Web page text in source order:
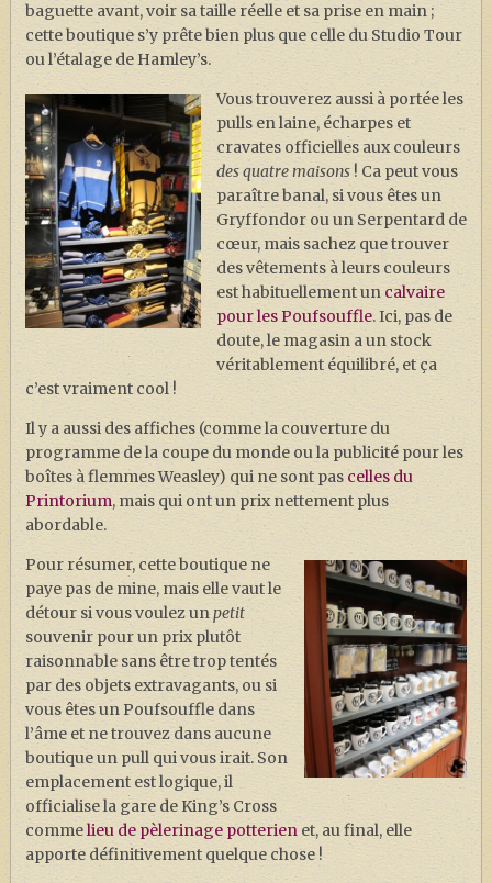
baguette avant, voir sa taille réelle et sa prise en main ;
cette boutique s’y prête bien plus que celle du Studio Tour
ou l’étalage de Hamley’s.
Vous trouverez aussi à portée les
pulls en laine, écharpes et
cravates officielles aux couleurs
des quatre maisons! Ca peut vous
paraître banal, si vous êtes un
Gryffondor ou un Serpentard de
cœur, mais sachez que trouver
des vêtements à leurs couleurs
est habituellement un calvaire
pour les Poufsouffle. Ici, pas de
doute, le magasin a un stock
véritablement équilibré, et ça
c’est vraiment cool !
Il y a aussi des affiches (comme la couverture du
programme de la coupe du monde ou la publicité pour les
boîtes à flemmes Weasley) qui ne sont pas celles du
Printorium, mais qui ont un prix nettement plus
abordable.
Pour résumer, cette boutique ne
paye pas de mine, mais elle vaut le
détour si vous voulez unpetit
souvenir pour un prix plutôt
raisonnable sans être trop tentés
par des objets extravagants, ou si
vous êtes un Poufsouffle dans
l’âme et ne trouvez dans aucune
boutique un pull qui vous irait. Son
emplacement est logique, il
officialise la gare de King’s Cross
commelieu de pèlerinage potterienet, au final, elle
apporte définitivement quelque chose !